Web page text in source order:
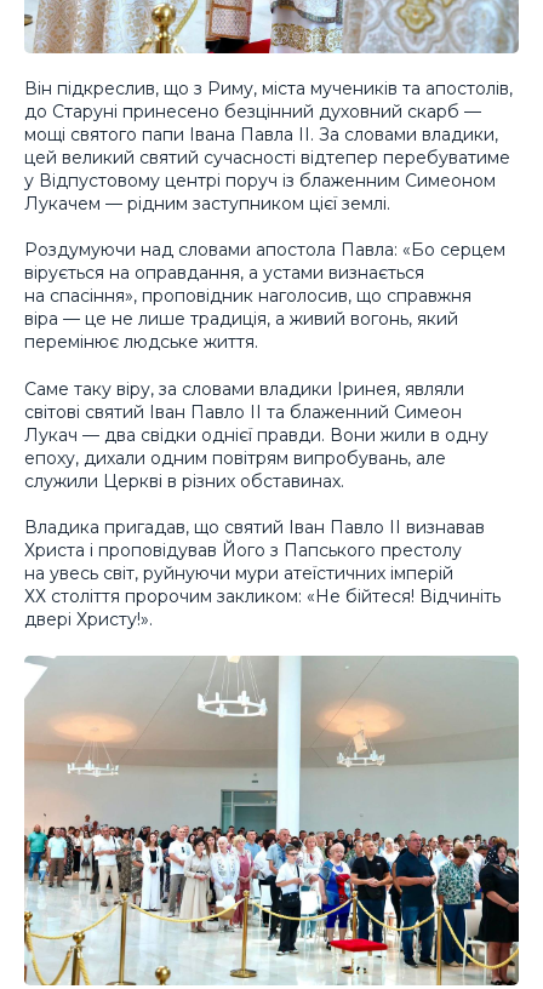
Він підкреслив, що з Риму, міста мучеників та апостолів,
до Старуні принесено безцінний духовний скарб —
мощі святого папи Івана Павла ІІ. За словами владики,
цей великий святий сучасності відтепер перебуватиме
у Відпустовому центрі поруч із блаженним Симеоном
Лукачем — рідним заступником цієї землі.
Роздумуючи над словами апостола Павла: «Бо серцем
вірується на оправдання, а устами визнається
на спасіння», проповідник наголосив, що справжня
віра — це не лише традиція, а живий вогонь, який
перемінює людське життя.
Саме таку віру, за словами владики Іринея, являли
світові святий Іван Павло ІІ та блаженний Симеон
Лукач — два свідки однієї правди. Вони жили в одну
епоху, дихали одним повітрям випробувань, але
служили Церкві в різних обставинах.
Владика пригадав, що святий Іван Павло ІІ визнавав
Христа і проповідував Його з Папського престолу
на увесь світ, руйнуючи мури атеїстичних імперій
ХХ століття пророчим закликом: «Не бійтеся! Відчиніть
двері Христу!».